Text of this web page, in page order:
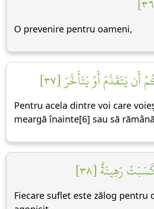
O prevenire pentru oameni,
يَتَقَدَّمَ أَوۡ يَتَأَخَّرَ [٣٧]
Pentru acela dintre voi care
meargă înainte[6] sau să
رَهِينَةٌ [٣٨]
Fiecare suflet este zălog pentru